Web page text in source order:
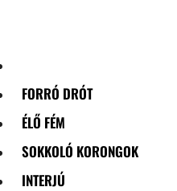
FORRÓ DRÓT
ÉLŐ FÉM
SOKKOLÓ KORONGOK
INTERJÚ